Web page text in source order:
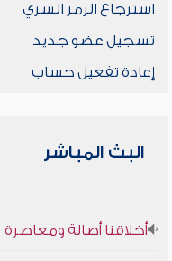
استرجاع الرمز السري
تسجيل عضو جديد
إعادة تفعيل حساب
البث المباشر
أخلاقنا أصالة ومعاصرة